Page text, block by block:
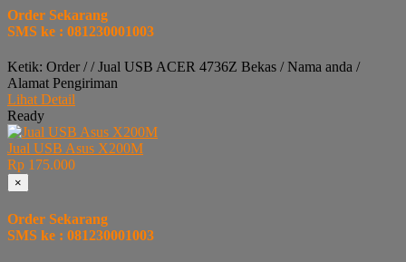
Order Sekarang
SMS ke : 081230001003
Ketik: Order / / Jual USB ACER 4736Z Bekas / Nama anda /
Alamat Pengiriman
Lihat Detail
Ready
Jual USB Asus X200M
Rp 175.000
×
Order Sekarang
SMS ke : 081230001003